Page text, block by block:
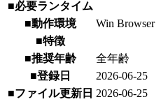
■必要ランタイム
■動作環境
Win Browser
■特徴
■推奨年齢
全年齢
■登録日
2026-06-25
■ファイル更新日 2026-06-25